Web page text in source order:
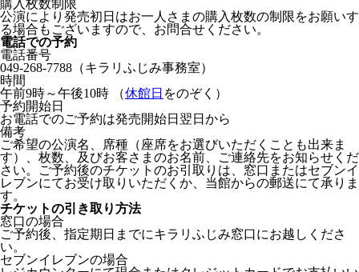
購入枚数制限
公演により発売初日はお一人さまの購入枚数の制限をお願いす
る場合もございますので、お問合せください。
電話での予約
電話番号
049-268-7788（キラリふじみ事務室）
時間
午前9時～午後10時 （休館日 をのぞく）
予約開始日
お電話でのご予約は発売開始日翌日から
備考
ご希望の公演名、席種（座席をお選びいただくことも出来ま
す）、枚数、及びお客さまのお名前、ご連絡先をお知らせくだ
さい。ご予約後のチケットのお引取りは、窓口またはセブンイ
レブンにてお受け取りいただくか、当館からの郵送にて承りま
す。
チケットの引き取り方法
窓口の場合
ご予約後、指定期日までにキラリふじみ窓口にお越しくださ
い。
セブンイレブンの場合